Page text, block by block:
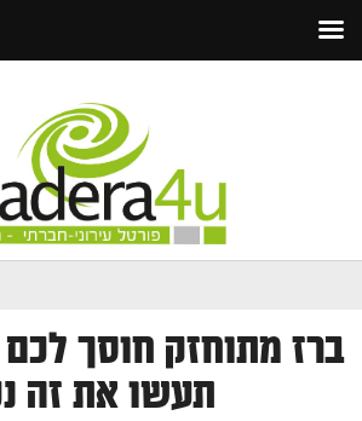
ברז מתוחזק חוסך
תעשו את זה